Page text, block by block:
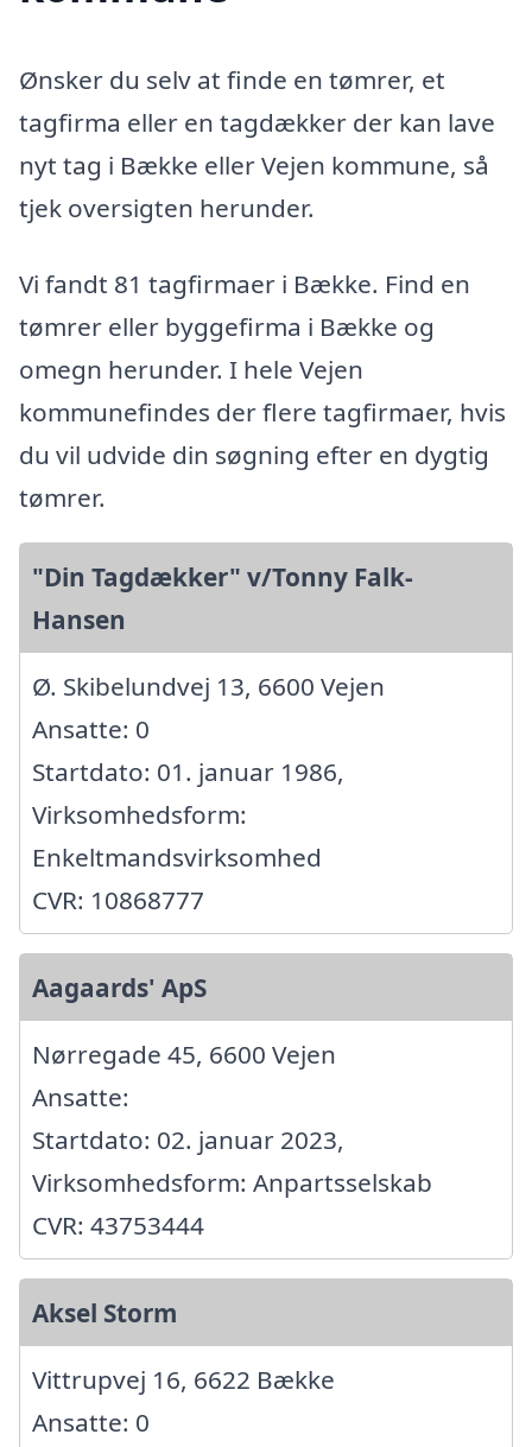
Ønsker du selv at finde en tømrer, et
tagfirma eller en tagdækker der kan lave
nyt tag i Bække eller Vejen kommune, så
tjek oversigten herunder.
Vi fandt 81 tagfirmaer i Bække. Find en
tømrer eller byggefirma i Bække og
omegn herunder. I hele Vejen
kommunefindes der flere tagfirmaer, hvis
du vil udvide din søgning efter en dygtig
tømrer.
"Din Tagdækker" v/Tonny Falk-
Hansen
Ø. Skibelundvej 13, 6600 Vejen
Ansatte: 0
Startdato: 01. januar 1986,
Virksomhedsform:
Enkeltmandsvirksomhed
CVR: 10868777
Aagaards' ApS
Nørregade 45, 6600 Vejen
Ansatte:
Startdato: 02. januar 2023,
Virksomhedsform: Anpartsselskab
CVR: 43753444
Aksel Storm
Vittrupvej 16, 6622 Bække
Ansatte: 0